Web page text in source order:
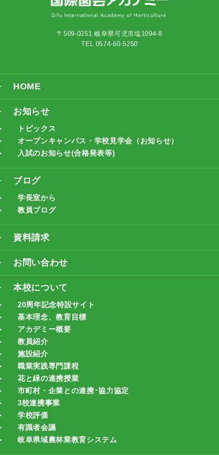
〒509-0251 岐阜県可児市塩1094-8
TEL 0574-60-5250
HOME
お知らせ
トピックス
オープンキャンパス・学校見学会（お知らせ）
入試のお知らせ(合格発表等)
ブログ
学長室から
教員ブログ
資料請求
お問い合わせ
本校について
20周年記念特設サイト
基本理念、教育目標
アカデミー概要
教員紹介
施設紹介
職業実践専門課程
花と緑の連携授業
市町村・企業との連携･協力協定
3校連携事業
学校評価
有識者会議
岐阜県域農林業教育システム